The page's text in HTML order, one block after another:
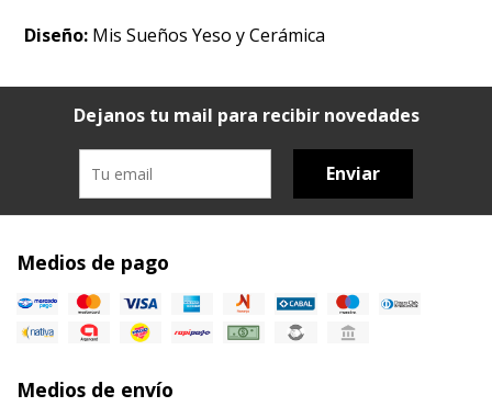
Diseño: Mis Sueños Yeso y Cerámica
Dejanos tu mail para recibir novedades
Enviar
Medios de pago
Medios de envío